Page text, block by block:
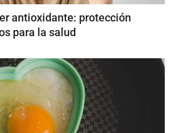
antioxidante: protección
para la salud